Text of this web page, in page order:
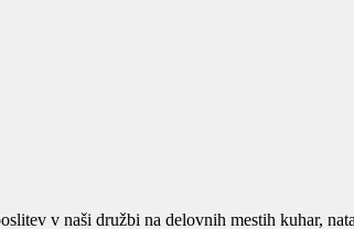
v naši družbi na delovnih mestih kuhar,